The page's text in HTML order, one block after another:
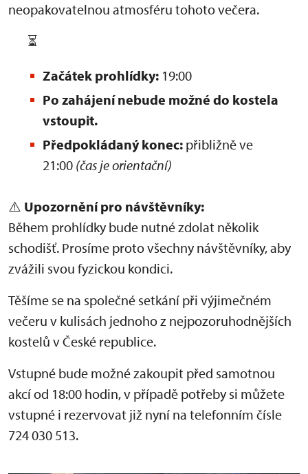
neopakovatelnou atmosféru tohoto večera.
⏳
Začátek prohlídky: 19:00
Po zahájení nebude možné do kostela
vstoupit.
Předpokládaný konec: přibližně ve
21:00 (čas je orientační)
⚠️ Upozornění pro návštěvníky:
Během prohlídky bude nutné zdolat několik
schodišť. Prosíme proto všechny návštěvníky, aby
zvážili svou fyzickou kondici.
Těšíme se na společné setkání při výjimečném
večeru v kulisách jednoho z nejpozoruhodnějších
kostelů v České republice.
Vstupné bude možné zakoupit před samotnou
akcí od 18:00 hodin, v případě potřeby si můžete
vstupné i rezervovat již nyní na telefonním čísle
724 030 513.